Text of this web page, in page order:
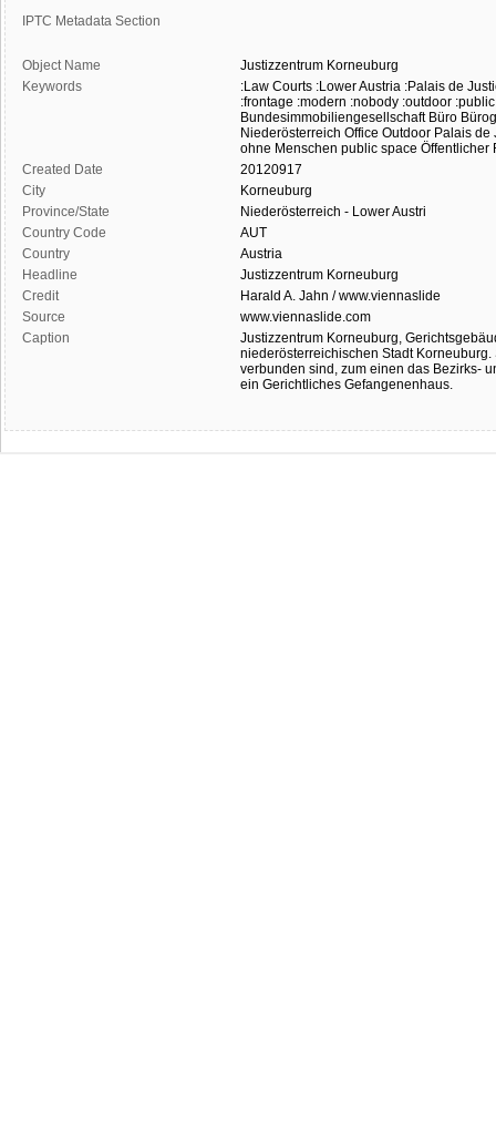
IPTC Metadata Section
Object Name Justizzentrum Korneuburg
Keywords
:Law Courts :Lower Austria :Palais de
:frontage :modern :nobody :outdoor
Bundesimmobiliengesellschaft Büro
Niederösterreich Office Outdoor Palais de
ohne Menschen public space Öffentlicher
Created Date
20120917
City
Korneuburg
Province/State
Niederösterreich - Lower Austri
Country Code
AUT
Country
Austria
Headline
Justizzentrum Korneuburg
Credit
Harald A. Jahn / www.viennaslide
Source
www.viennaslide.com
Caption
Justizzentrum Korneuburg,
niederösterreichischen Stadt
verbunden sind, zum einen das Bezirks-
ein Gerichtliches Gefangenenhaus.